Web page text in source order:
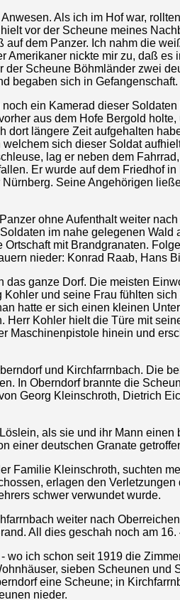
Als ich im Hof war,
vor der Scheune meines
auf dem Panzer. Ich nahm die
Amerikaner nickte mir zu, daß es
der Scheune Böhmländer zwei
begaben sich in Gefangenschaft.
ein Kamerad dieser
aus dem Hofe Bergold holte,
dort längere Zeit aufgehalten
sich dieser Soldat
lag er neben dem
Er wurde auf dem Friedhof in
Seine Angehörigen
ohne Aufenthalt weiter
im nahe gelegenen Wald
mit Brandgranaten.
nieder: Konrad Raab, Hans
das ganze Dorf. Die meisten
Kohler und seine Frau fühlten
hatte er sich einen kleinen
Herr Kohler hielt die Türe mit
Maschinenpistole hinein und
und Kirchfarrnbach. Die
In Oberndorf brannte die
Georg Kleinschroth, Dietrich
als sie und ihr Mann einen
einer deutschen Granate
Familie Kleinschroth, suchten
erlagen den Verletzungen
schwer verwundet wurde.
weiter nach
All dies geschah noch am 16.
wo ich schon seit 1919 die
sieben Scheunen und
eine Scheune; in
nieder.